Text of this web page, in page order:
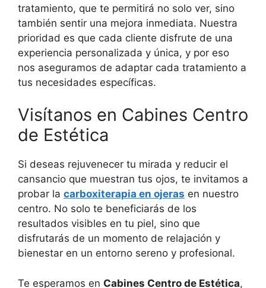
tratamiento, que te permitirá no solo ver, sino
también sentir una mejora inmediata. Nuestra
prioridad es que cada cliente disfrute de una
experiencia personalizada y única, y por eso
nos aseguramos de adaptar cada tratamiento a
tus necesidades específicas.
Visítanos en Cabines Centro
de Estética
Si deseas rejuvenecer tu mirada y reducir el
cansancio que muestran tus ojos, te invitamos a
probar la carboxiterapia en ojeras en nuestro
centro. No solo te beneficiarás de los
resultados visibles en tu piel, sino que
disfrutarás de un momento de relajación y
bienestar en un entorno sereno y profesional.
Te esperamos en Cabines Centro de Estética,